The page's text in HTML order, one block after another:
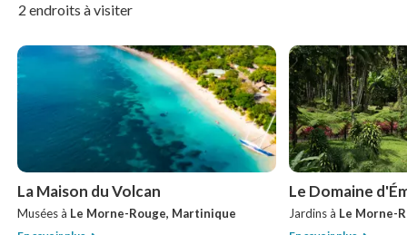
2 endroits à visiter
La Maison du Volcan
Musées à Le Morne-Rouge, Martinique
Le Domaine
Jardins à Le Morne-